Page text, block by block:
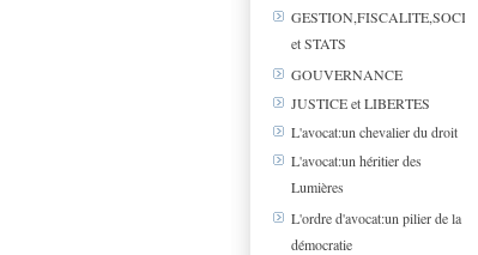
GESTION,FISCALITE,SOCIAL
et STATS
GOUVERNANCE
JUSTICE et LIBERTES
L'avocat:un chevalier du droit
L'avocat:un héritier des
Lumières
L'ordre d'avocat:un pilier de la
démocratie